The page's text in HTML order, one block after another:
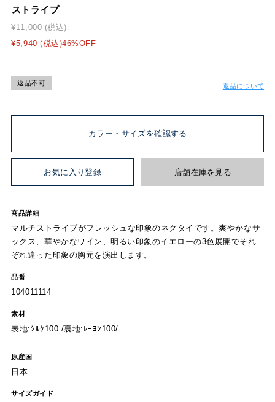
ストライプ
¥11,000 (税込)
¥5,940 (税込)46%OFF
返品不可 返品について
カラー・サイズを確認する
お気に入り登録 店舗在庫を見る
商品詳細
マルチストライプがフレッシュな印象のネクタイです。爽やかなサ
ックス、華やかなワイン、明るい印象のイエローの3色展開でそれ
ぞれ違った印象の胸元を演出します。
品番
104011114
素材
表地:ｼﾙｸ100 /裏地:ﾚｰﾖﾝ100/
原産国
日本
サイズガイド